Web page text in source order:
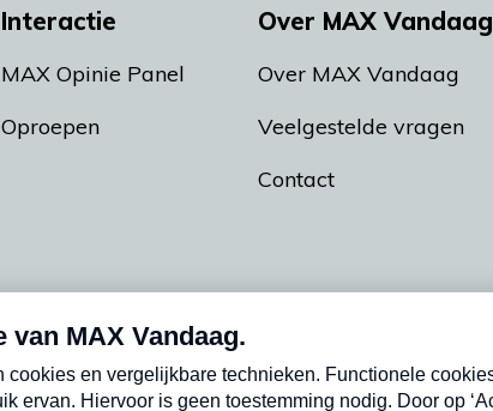
Interactie
MAX Opinie Panel
Oproepen
Over MAX Vandaag
Over MAX Vandaag
Veelgestelde vragen
Contact